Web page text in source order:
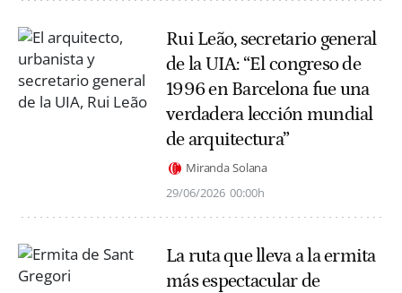
Rui Leão, secretario general
de la UIA: “El congreso de
1996 en Barcelona fue una
verdadera lección mundial
de arquitectura”
Miranda Solana
29/06/2026 00:00h
La ruta que lleva a la ermita
más espectacular de